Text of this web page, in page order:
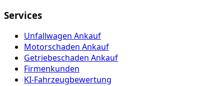
Services
Unfallwagen Ankauf
Motorschaden Ankauf
Getriebeschaden Ankauf
Firmenkunden
KI-Fahrzeugbewertung